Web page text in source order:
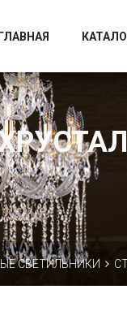
Art Crystal Light
ГЛАВНАЯ
СВЕТИЛЬНИКИ